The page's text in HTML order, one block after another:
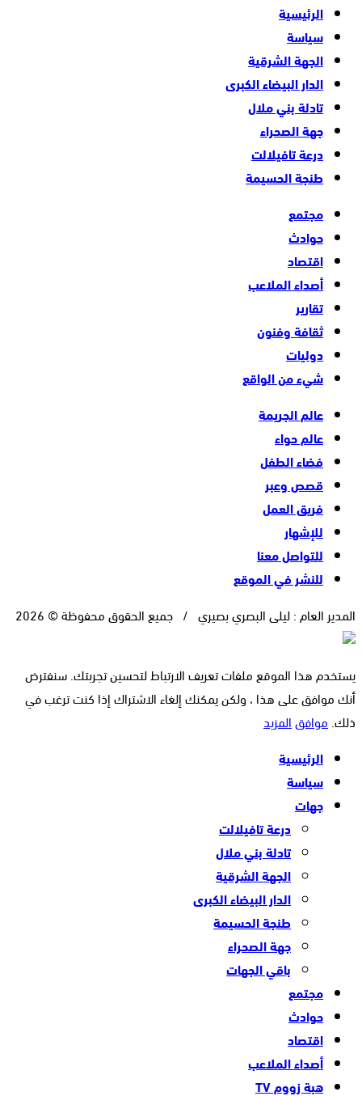
الرئيسية
سياسة
الجهة الشرقية
الدار البيضاء الكبرى
تادلة بني ملال
جهة الصحراء
درعة تافيلالت
طنجة الحسيمة
مجتمع
حوادث
اقتصاد
أصداء الملاعب
تقارير
ثقافة وفنون
دوليات
شيء من الواقع
عالم الجريمة
عالم حواء
فضاء الطفل
قصص وعبر
فريق العمل
للإشهار
للتواصل معنا
للنشر في الموقع
المدير العام : ليلى البصري بصيري / جميع الحقوق محفوظة © 2026
يستخدم هذا الموقع ملفات تعريف الارتباط لتحسين تجربتك. سنفترض
أنك موافق على هذا ، ولكن يمكنك إلغاء الاشتراك إذا كنت ترغب في
ذلك. موافقالمزيد
الرئيسية
سياسة
جهات
درعة تافيلالت
تادلة بني ملال
الجهة الشرقية
الدار البيضاء الكبرى
طنجة الحسيمة
جهة الصحراء
باقي الجهات
مجتمع
حوادث
اقتصاد
أصداء الملاعب
هبة زووم TV